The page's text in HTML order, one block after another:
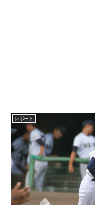
レポート